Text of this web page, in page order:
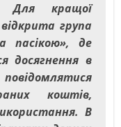
Для кращої
група
пасікою», де
досягнення в
коштів,
В